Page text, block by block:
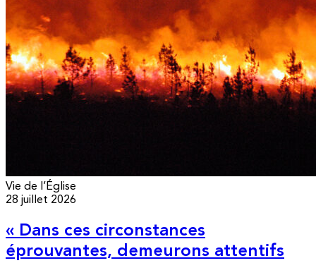
Vie de l’Église
28 juillet 2026
« Dans ces circonstances
éprouvantes, demeurons attentifs